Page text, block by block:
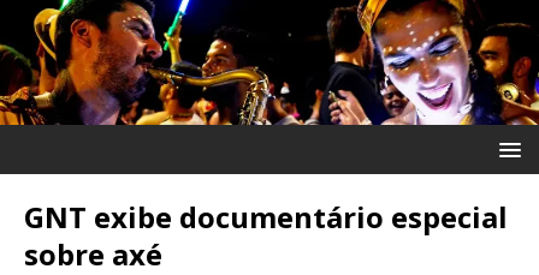
GNT exibe documentário especial
sobre axé